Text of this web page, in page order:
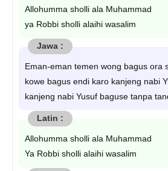
Allohumma sholli ala Muhammad
ya Robbi sholli alaihi wasalim
Eman-eman temen wong bagus ora
kowe bagus endi karo kanjeng nabi
kanjeng nabi Yusuf baguse tanpa
Allohumma sholli ala Muhammad
Ya Robbi sholli alaihi wasalim